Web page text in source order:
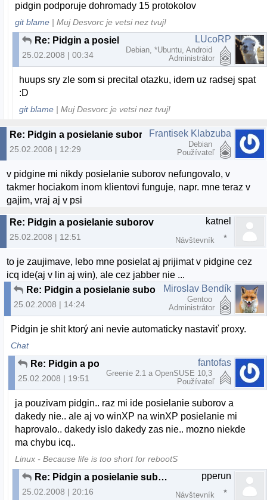
pidgin podporuje dohromady 15 protokolov
git blame | Muj Desvorc je vetsi nez tvuj!
25.02.2008 | 00:34
LUcoRP
Debian, *Ubuntu, Android
Administrátor
huups sry zle som si precital otazku, idem uz radsej spat
:D
git blame | Muj Desvorc je vetsi nez tvuj!
Re: Pidgin a posielanie suborov
25.02.2008 | 12:29
Frantisek Klabzuba
Debian
Používateľ
v pidgine mi nikdy posielanie suborov nefungovalo, v
takmer hociakom inom klientovi funguje, napr. mne teraz v
gajim, vraj aj v psi
Re: Pidgin a posielanie suborov
25.02.2008 | 12:51
katnel
Návštevník
to je zaujimave, lebo mne posielat aj prijimat v pidgine cez
icq ide(aj v lin aj win), ale cez jabber nie ...
Re: Pidgin a posielanie suborov
25.02.2008 | 14:24
Miroslav Bendík
Gentoo
Administrátor
Pidgin je shit ktorý ani nevie automaticky nastaviť proxy.
Chat
25.02.2008 | 19:51
fantofas
Greenie 2.1 a OpenSUSE 10,3
Používateľ
ja pouzivam pidgin.. raz mi ide posielanie suborov a
dakedy nie.. ale aj vo winXP na winXP posielanie mi
haprovalo.. dakedy islo dakedy zas nie.. mozno niekde
ma chybu icq..
Linux - Because life is too short for rebootS
Re: Pidgin a posielanie suborov
25.02.2008 | 20:16
pperun
Návštevník